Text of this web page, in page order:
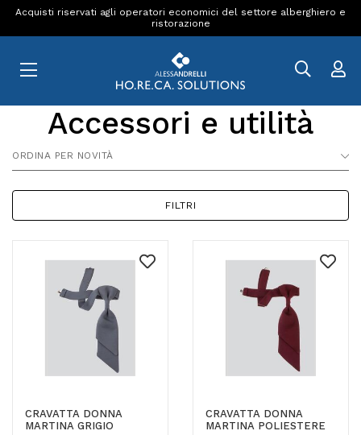
Acquisti riservati agli operatori economici del settore alberghiero e
ristorazione
Accessori e utilità
ORDINA PER NOVITÀ
FILTRI
CRAVATTA DONNA
MARTINA GRIGIO
CRAVATTA DONNA
MARTINA POLIESTERE